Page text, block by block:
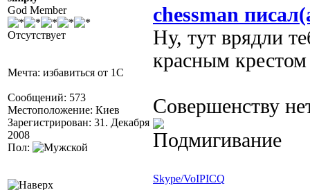
God Member
Отсутствует
Мечта: избавиться от 1С
Сообщений: 573
Местоположение: Киев
Зарегистрирован: 31. Декабря
2008
Пол:
chessman
Ну, тут врядли
красным крестом
Совершенству
Skype/VoIPICQ